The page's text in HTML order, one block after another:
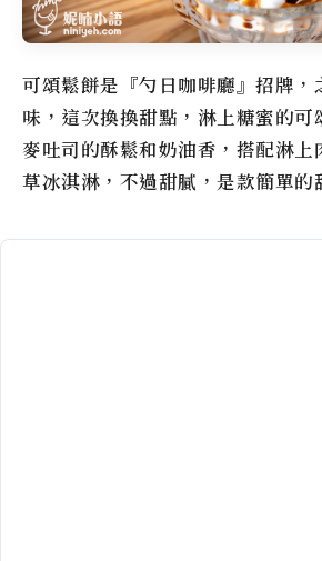
可頌鬆餅是『勺日咖啡廳』招牌，
味，這次換換甜點，淋上糖蜜的可
麥吐司的酥鬆和奶油香，搭配淋上
草冰淇淋，不過甜膩，是款簡單的